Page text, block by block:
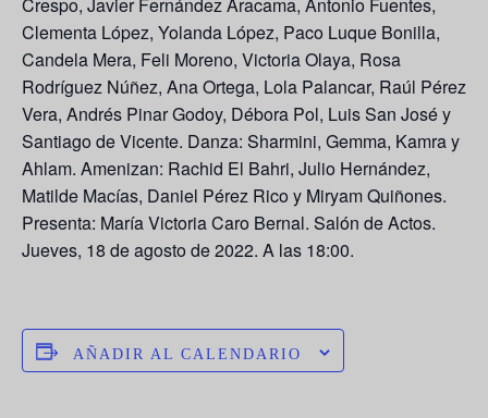
Clementa López, Yolanda López, Paco Luque Bonilla,
Candela Mera, Feli Moreno, Victoria Olaya, Rosa
Rodríguez Núñez, Ana Ortega, Lola Palancar, Raúl Pérez
Vera, Andrés Pinar Godoy, Débora Pol, Luis San José y
Santiago de Vicente. Danza: Sharmini, Gemma, Kamra y
Ahlam. Amenizan: Rachid El Bahri, Julio Hernández,
Matilde Macías, Daniel Pérez Rico y Miryam Quiñones.
Presenta: María Victoria Caro Bernal. Salón de Actos.
Jueves, 18 de agosto de 2022. A las 18:00.
AÑADIR AL CALENDARIO